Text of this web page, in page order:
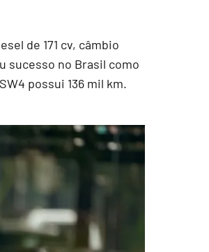
de 171 cv, câmbio
sucesso no Brasil como
possui 136 mil km.